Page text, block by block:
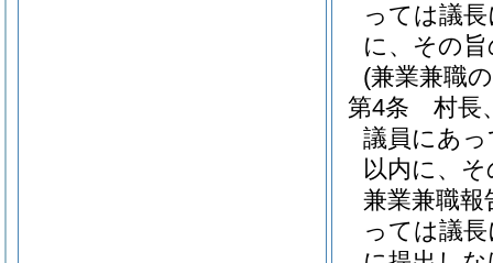
っては議
に、その
(兼業兼職
第4条
村長
議員にあ
以内に、
兼業兼職報
っては議